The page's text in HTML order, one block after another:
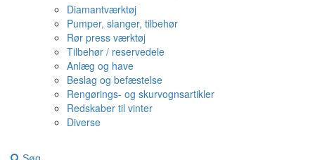
Diamantværktøj
Pumper, slanger, tilbehør
Rør press værktøj
Tilbehør / reservedele
Anlæg og have
Beslag og befæstelse
Rengørings- og skurvognsartikler
Redskaber til vinter
Diverse